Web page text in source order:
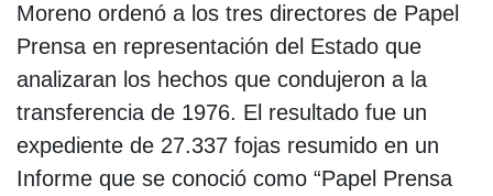
Moreno ordenó a los tres directores de Papel
Prensa en representación del Estado que
analizaran los hechos que condujeron a la
transferencia de 1976. El resultado fue un
expediente de 27.337 fojas resumido en un
Informe que se conoció como “Papel Prensa